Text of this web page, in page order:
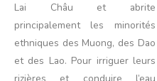
Lai Châu et abrite
principalement les minorités
ethniques des Muong, des Dao
et des Lao. Pour irriguer leurs